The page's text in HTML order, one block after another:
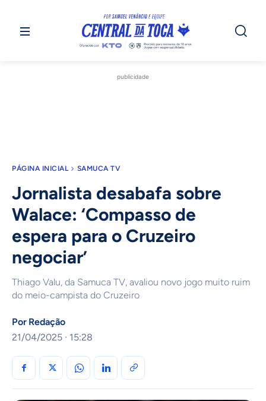
publicidade
PÁGINA INICIAL SAMUCA TV
Jornalista desabafa sobre
Walace: ‘Compasso de
espera para o Cruzeiro
negociar’
Thiago Valu, da Samuca TV, avaliou novo jogo muito ruim
do meio-campista do Cruzeiro
Por Redação
21/04/2025 · 15:28